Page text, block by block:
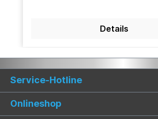
Details
Service-Hotline
Onlineshop